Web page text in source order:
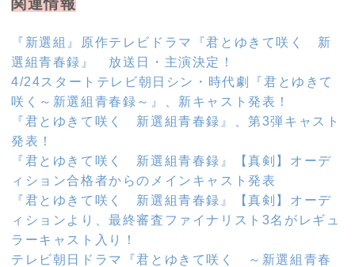
関連情報
『新選組』原作テレビドラマ『君とゆきて咲く 新
選組青春録』 放送日・主演決定！
4/24スタートテレビ朝日シン・時代劇『君とゆきて
咲く～新選組青春録～』、新キャスト発表！
『君とゆきて咲く 新選組青春録』、第3弾キャスト
発表！
『君とゆきて咲く 新選組青春録』【真剣】オーデ
ィション合格者からのメインキャスト発表
『君とゆきて咲く 新選組青春録』【真剣】オーデ
ィションより、最終審査ファイナリスト3名がレギュ
ラーキャスト入り！
テレビ朝日ドラマ『君とゆきて咲く ～新選組青春